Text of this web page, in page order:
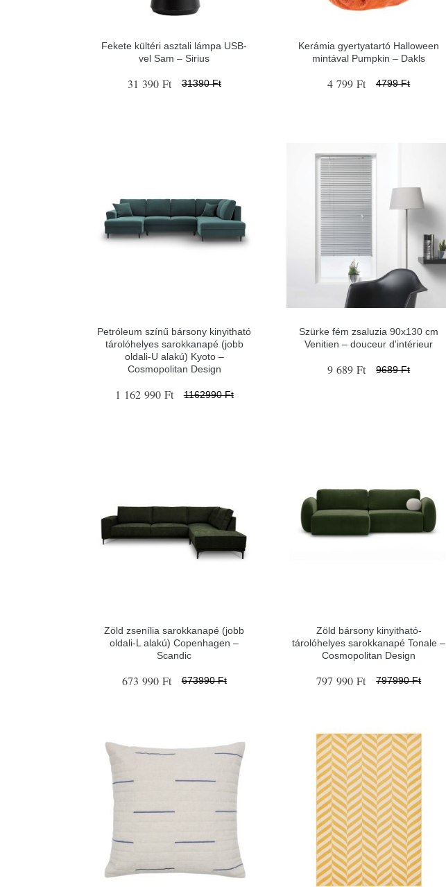
Fekete kültéri asztali lámpa USB-
vel Sam – Sirius
31 390 Ft 31390 Ft
Kerámia gyertyatartó Halloween
mintával Pumpkin – Dakls
4 799 Ft 4799 Ft
Petróleum színű bársony kinyitható
tárolóhelyes sarokkanapé (jobb
oldali-U alakú) Kyoto –
Cosmopolitan Design
1 162 990 Ft 1162990 Ft
Szürke fém zsaluzia 90x130 cm
Venitien – douceur d'intérieur
9 689 Ft 9689 Ft
Zöld zsenília sarokkanapé (jobb
oldali-L alakú) Copenhagen –
Scandic
673 990 Ft 673990 Ft
Zöld bársony kinyitható-
tárolóhelyes sarokkanapé Tonale –
Cosmopolitan Design
797 990 Ft 797990 Ft